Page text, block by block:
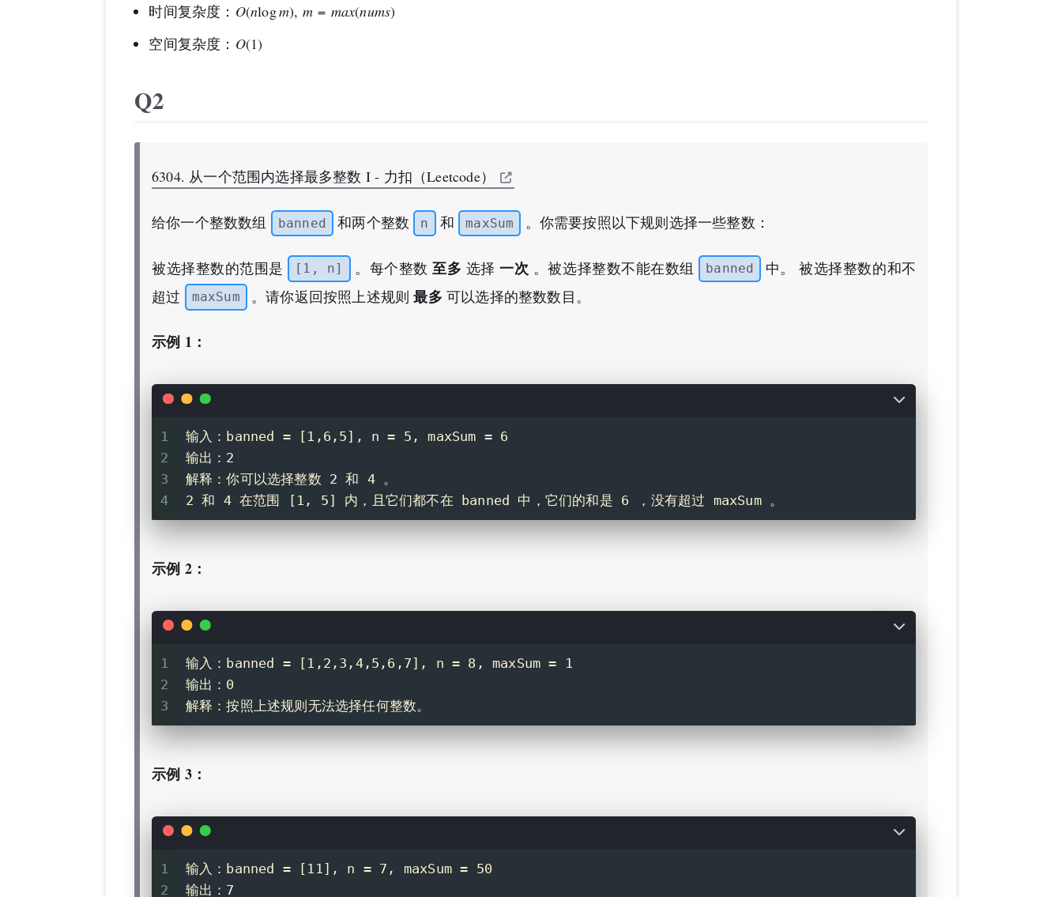
时间复杂度： O(nlogm), m = max(nums)
空间复杂度： O(1)
Q2
6304. 从一个范围内选择最多整数 I - 力扣（Leetcode）
给你一个整数数组 banned 和两个整数 n 和 maxSum 。你需要按照以下规则选择一些整数：
被选择整数的范围是 [1, n] 。每个整数至多 选择一次 。被选择整数不能在数组 banned
中。 被选择整数的和不
超过
maxSum 。请你返回按照上述规则最多 可以选择的整数数目。
示例 1：
1
2
3
4
输入：banned = [1,6,5], n = 5, maxSum = 6
输出：2
解释：你可以选择整数 2 和 4 。
2 和 4 在范围 [1, 5] 内，且它们都不在 banned 中，它们的和是 6 ，没有超过 maxSum 。
示例 2：
1
2
3
输入：banned = [1,2,3,4,5,6,7], n = 8, maxSum = 1
输出：0
解释：按照上述规则无法选择任何整数。
示例 3：
1
2
输入：banned = [11], n = 7, maxSum = 50
输出：7